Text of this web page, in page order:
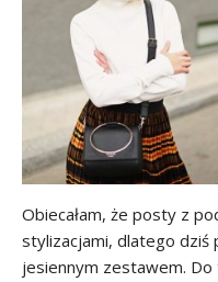
Obiecałam, że posty z
stylizacjami, dlatego
jesiennym zestawem.